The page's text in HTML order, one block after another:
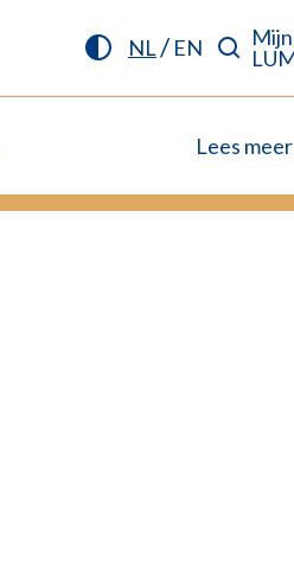
NL/ EN
Mijn
Lees meer